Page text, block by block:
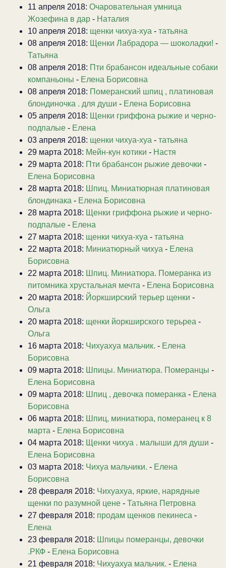
11 апреля 2018: Очаровательная умница
Жозефина в дар - Наталия
10 апреля 2018: щенки чихуа-хуа - татьяна
08 апреля 2018: Щенки Лабрадора — шоколадки! -
Татьяна
08 апреля 2018: Пти брабансон идеальные собаки
компаньоны - Елена Борисовна
08 апреля 2018: Померанский шпиц , платиновая
блондиночка . для души - Елена Борисовна
05 апреля 2018: Щенки гриффона рыжие и черно-
подпалые - Елена
03 апреля 2018: щенки чихуа-хуа - татьяна
29 марта 2018: Мейн-кун котики - Настя
29 марта 2018: Пти брабансон рыжие девочки -
Елена Борисовна
28 марта 2018: Шпиц. Миниатюрная платиновая
блондинака - Елена Борисовна
28 марта 2018: Щенки гриффона рыжие и черно-
подпалые - Елена
27 марта 2018: щенки чихуа-хуа - татьяна
22 марта 2018: Миниатюрный чихуа - Елена
Борисовна
22 марта 2018: Шпиц. Миниатюра. Померанка из
питомника хрустальная мечта - Елена Борисовна
20 марта 2018: Йоркширский терьер щенки -
Ольга
20 марта 2018: щенки йоркширского терьреа -
Ольга
16 марта 2018: Чихуахуа мальчик. - Елена
Борисовна
09 марта 2018: Шпицы. Миниатюра. Померанцы -
Елена Борисовна
09 марта 2018: Шпиц , девочка померанка - Елена
Борисовна
06 марта 2018: Шпиц, миниатюра, померанец к 8
марта - Елена Борисовна
04 марта 2018: Щенки чихуа . малыши для души -
Елена Борисовна
03 марта 2018: Чихуа мальчики. - Елена
Борисовна
28 февраля 2018: Чихуахуа, яркие, нарядные
щенки по разумной цене - Татьяна Петровна
27 февраля 2018: продам щенков пекинеса -
Елена
23 февраля 2018: Шпицы померанцы, девочки
.РКФ - Елена Борисовна
21 февраля 2018: Чихуахуа мальчик. - Елена